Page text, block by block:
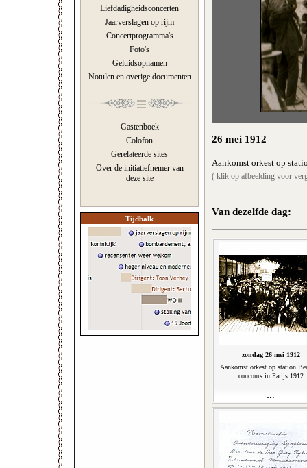
Liefdadigheidsconcerten
Jaarverslagen op rijm
Concertprogramma's
Foto's
Geluidsopnamen
Notulen en overige documenten
Gastenboek
Colofon
Gerelateerde sites
Over de initiatiefnemer van
deze site
Tijdbalk
26 mei 1912
Aankomst orkest op
( klik op afbeelding voor
Van dezelfde dag:
zondag 26 mei 1912
Aankomst orkest op station
concours in Parijs 1912